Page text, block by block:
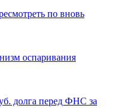
по вновь
оспаривания
долга перед ФНС за